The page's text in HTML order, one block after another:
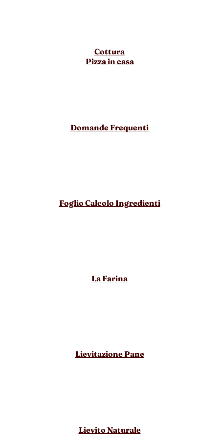
Cottura
Pizza in casa
Domande Frequenti
Foglio Calcolo Ingredienti
La Farina
Lievitazione Pane
Lievito Naturale